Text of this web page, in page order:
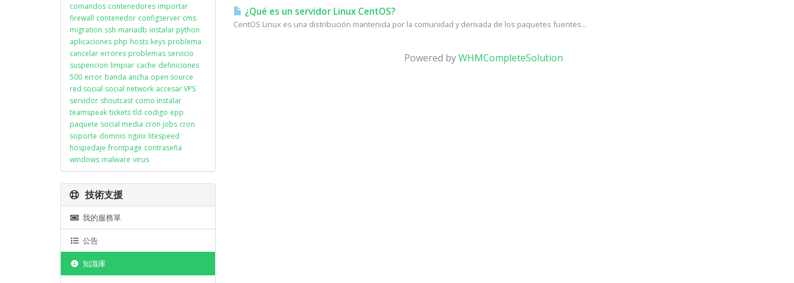
¿Qué es un servidor Linux CentOS?
CentOS Linux es una distribución mantenida por la comunidad y derivada de los paquetes fuentes...
Powered byWHMCompleteSolution
comandos contenedores importar
firewall contenedor configserver cms
migration ssh mariadb instalar python
aplicaciones php hosts keys problema
cancelar errores problemas servicio
suspencion limpiar cache definiciones
500 error banda ancha open source
red social social network accesar VPS
servidor shoutcast como instalar
teamspeak tickets tld codigo epp
paquete social media cron jobs cron
soporte domnio nginx litespeed
hospedaje frontpage contraseña
windows malware virus
技術支援
我的服務單
公告
知識庫